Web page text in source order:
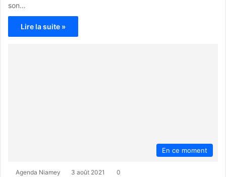
son…
Lire la suite »
En ce moment
Agenda Niamey 3 août 2021 0